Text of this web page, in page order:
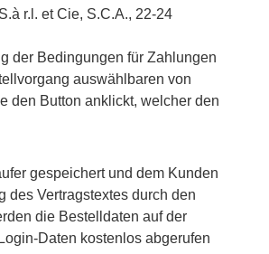
r.l. et Cie, S.C.A., 22-24
der Bedingungen für Zahlungen
auswählbaren von
den Button anklickt, welcher den
gespeichert und dem Kunden
des Vertragstextes durch den
die Bestelldaten auf der
Daten kostenlos abgerufen